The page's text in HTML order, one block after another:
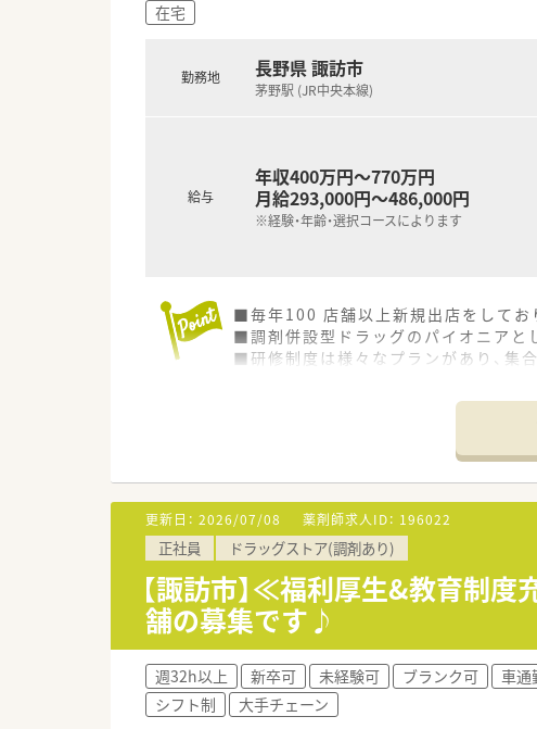
在宅
勤務地 長野県 諏訪市
茅野駅 (JR中央本線)
給与
年収400万円～770万円
月給293,000円～486,000円
※経験・年齢・選択コースによります
■毎年100 店舗以上新規出店をしてお
■調剤併設型ドラッグのパイオニアと
■研修制度は様々なプランがあり、集
■総合薬剤師・調剤薬剤師（土日休み
■調剤併設型だけでなく「医療モール
■在宅医療にも積極的取り組んでおり
■「プラチナくるみん認定企業」「健
います
■充実した研修制度、人事制度、評価
更新日： 2026/07/08 薬剤師求人ID： 196022
正社員 ドラッグストア(調剤あり)
【諏訪市】≪福利厚生&教育制
舗の募集です♪
週32h以上 新卒可 未経験可 ブランク可 車通
シフト制
大手チェーン